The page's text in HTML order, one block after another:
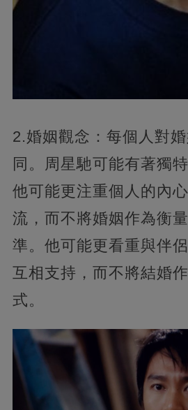
2.婚姻觀念：每個人對
同。周星馳可能有著獨
他可能更注重個人的內
流，而不將婚姻作為衡
準。他可能更看重與伴
互相支持，而不將結婚
式。